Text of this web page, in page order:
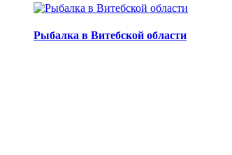
Рыбалка в Витебской области